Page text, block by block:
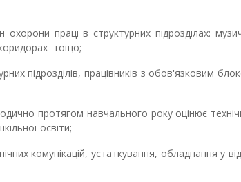
праці в структурних підрозділах:
коридорах тощо;
підрозділів, працівників з обов'язковим
протягом навчального року оцінює
освіти;
комунікацій, устаткування, обладнання у